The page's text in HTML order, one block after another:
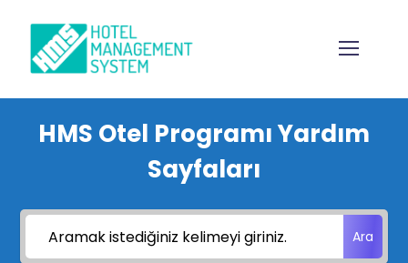
HMS Otel Programı Yardım
Sayfaları
Ara